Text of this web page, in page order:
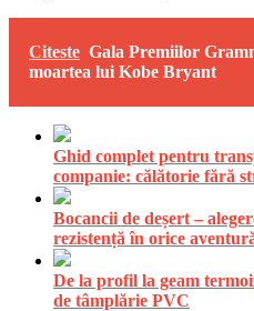
Citeste Gala Premiilor
moartea lui Kobe Bryant
Ghid complet pentru
companie: călătorie fără
Bocancii de deșert –
rezistență în orice
De la profil la geam
de tâmplărie PVC